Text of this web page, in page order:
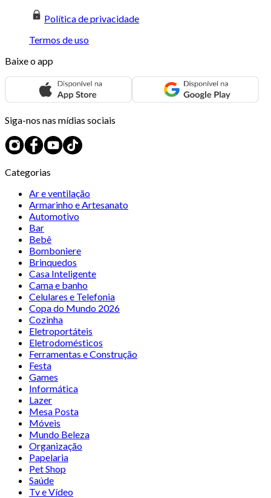
Política de privacidade
Termos de uso
Baixe o app
Siga-nos nas mídias sociais
Categorias
Ar e ventilação
Armarinho e Artesanato
Automotivo
Bar
Bebê
Bomboniere
Brinquedos
Casa Inteligente
Cama e banho
Celulares e Telefonia
Copa do Mundo 2026
Cozinha
Eletroportáteis
Eletrodomésticos
Ferramentas e Construção
Festa
Games
Informática
Lazer
Mesa Posta
Móveis
Mundo Beleza
Organização
Papelaria
Pet Shop
Saúde
Tv e Vídeo